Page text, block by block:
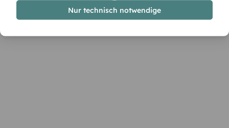
Nur technisch notwendige